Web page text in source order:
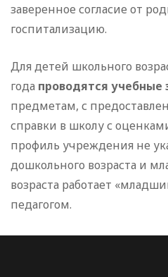
заверенное согласие от
госпитализацию.
Для детей школьного
года проводятся учебные
предметам, с
справки в школу с
профиль учреждения не
дошкольного возраста и
возраста работает
педагогом.